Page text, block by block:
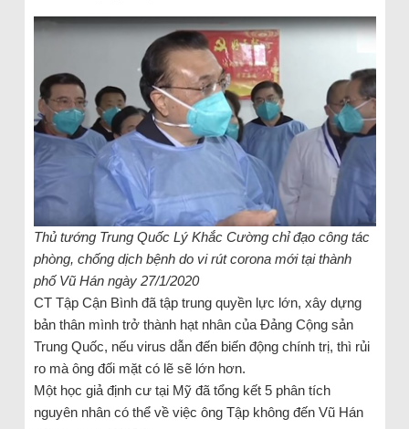
Thủ tướng Trung Quốc Lý Khắc Cường chỉ đạo công tác
phòng, chống dịch bệnh do vi rút corona mới tại thành
phố Vũ Hán ngày 27/1/2020
CT Tập Cận Bình đã tập trung quyền lực lớn, xây dựng
bản thân mình trở thành hạt nhân của Đảng Cộng sản
Trung Quốc, nếu virus dẫn đến biến động chính trị, thì rủi
ro mà ông đối mặt có lẽ sẽ lớn hơn.
Một học giả định cư tại Mỹ đã tổng kết 5 phân tích
nguyên nhân có thể về việc ông Tập không đến Vũ Hán